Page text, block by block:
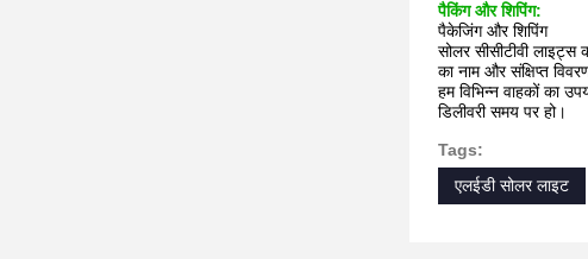
पैकिंग और शिपिंग:
पैकेजिंग और शिपिंग
सोलर सीसीटीवी लाइट्स
का नाम और संक्षिप्त
हम विभिन्न वाहकों का
डिलीवरी समय पर हो।
Tags:
एलईडी सोलर लाइट